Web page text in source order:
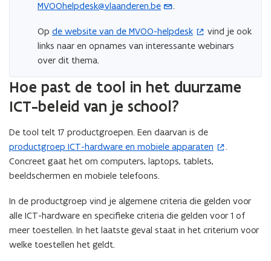
e
s
t
e
)
MVOOhelpdesk@vlaanderen.be
(
p
e
n
n
w
e
-
m
.
Op de website van de MVOO-helpdesk
(
o
p
n
t
n
n
i
e
w
v
e
n
vind je ook
links naar en opnames van interessante webinars
over dit thema.
Hoe past de tool in het duurzame
ICT-beleid van je school?
De tool telt 17 productgroepen. Een daarvan is de
productgroep ICT-hardware en mobiele apparaten
(
o
p
n
t
i
n
.
Concreet gaat het om computers, laptops, tablets,
beeldschermen en mobiele telefoons.
In de productgroep vind je algemene criteria die gelden voor
alle ICT-hardware en specifieke criteria die gelden voor 1 of
meer toestellen. In het laatste geval staat in het criterium voor
welke toestellen het geldt.